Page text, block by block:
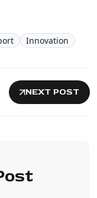
Innovation
NEXT POST